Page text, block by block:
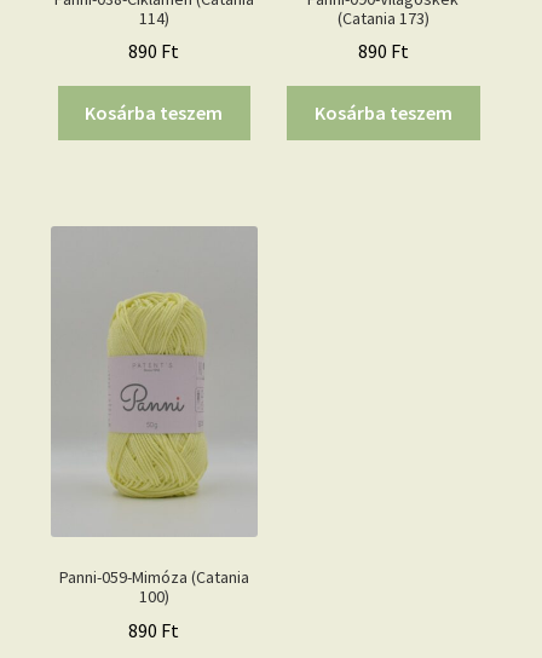
114)
890 Ft
Kosárba teszem
(Catania 173)
890 Ft
Kosárba teszem
Panni-059-Mimóza (Catania
100)
890 Ft